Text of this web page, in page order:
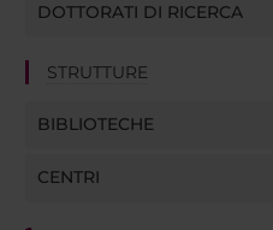
DOTTORATI DI RICERCA
STRUTTURE
BIBLIOTECHE
CENTRI